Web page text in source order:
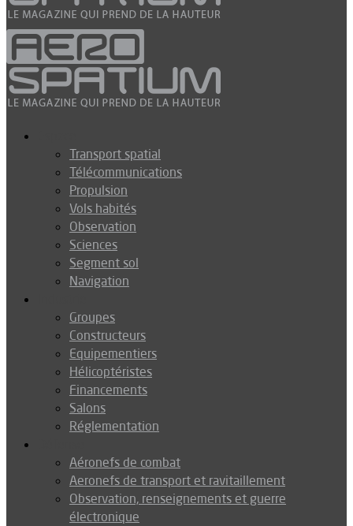
Transport spatial
Télécommunications
Propulsion
Vols habités
Observation
Sciences
Segment sol
Navigation
Groupes
Constructeurs
Equipementiers
Hélicoptéristes
Financements
Salons
Réglementation
Aéronefs de combat
Aeronefs de transport et ravitaillement
Observation, renseignements et guerre
électronique